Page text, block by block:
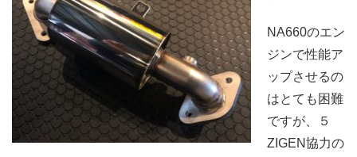
NA660のエン
ジンで性能ア
ップさせるの
はとても困難
ですが、５
ZIGEN協力の